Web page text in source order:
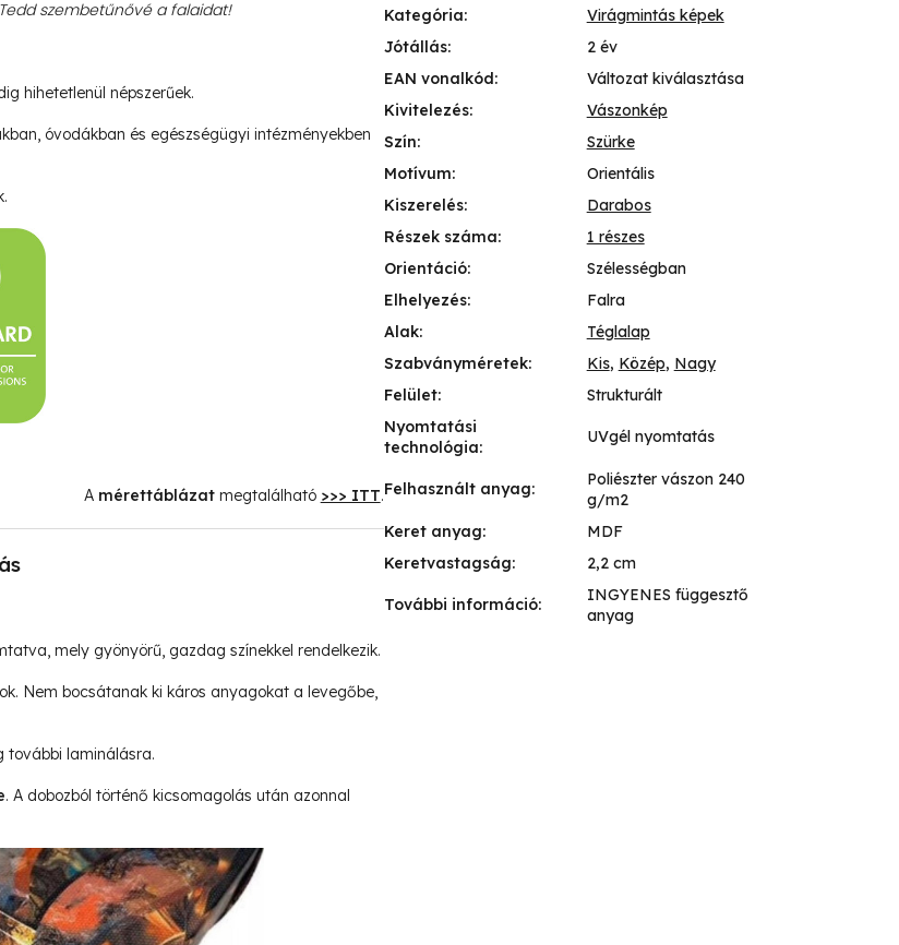
szembetűnővé a falaidat!
hihetetlenül népszerűek.
óvodákban és egészségügyi intézményekben
A mérettáblázat megtalálható >>> ITT.
mely gyönyörű, gazdag színekkel rendelkezik.
Nem bocsátanak ki káros anyagokat a levegőbe,
további laminálásra.
. A dobozból történő kicsomagolás után azonnal
Kategória:
Virágmintás képek
Jótállás:
2 év
EAN vonalkód:
Változat kiválasztása
Kivitelezés:
Vászonkép
Szín:
Szürke
Motívum:
Orientális
Kiszerelés:
Darabos
Részek száma:
1 részes
Orientáció:
Szélességban
Elhelyezés:
Falra
Alak:
Téglalap
Szabványméretek: Kis, Közép, Nagy
Felület:
Strukturált
Nyomtatási
technológia:
UVgél nyomtatás
Felhasznált anyag:
Poliészter vászon 240
g/m2
Keret anyag:
MDF
Keretvastagság: 2,2 cm
További információ:
INGYENES függesztő
anyag